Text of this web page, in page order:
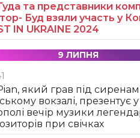
та представники
Буд взяли участь у
IN UKRAINE 2024
9 ЛИПНЯ
який грав під
вокзалі, презентує у
вечір музики
при свічках